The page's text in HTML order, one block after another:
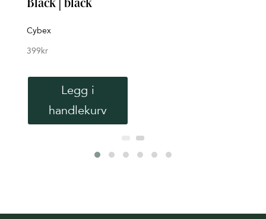
Black | black
Cybex
399kr
Legg i
handlekurv